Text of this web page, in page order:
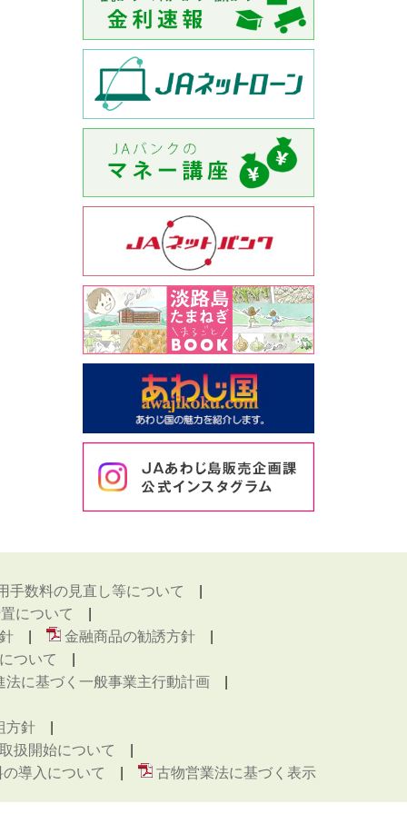
手数料の見直し等について
について
金融商品の勧誘方針
ついて
に基づく一般事業主行動計画
方針
扱開始について
導入について
古物営業法に基づく表示